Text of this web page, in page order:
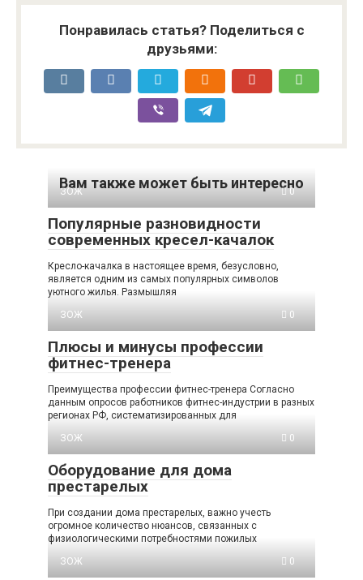
Понравилась статья? Поделиться с
друзьями:
Вам также может быть интересно
ЗОЖ 0
Популярные разновидности
современных кресел-качалок
Кресло-качалка в настоящее время, безусловно,
является одним из самых популярных символов
уютного жилья. Размышляя
ЗОЖ
0
Плюсы и минусы профессии
фитнес-тренера
Преимущества профессии фитнес-тренера Согласно
данным опросов работников фитнес-индустрии в разных
регионах РФ, систематизированных для
ЗОЖ
0
Оборудование для дома
престарелых
При создании дома престарелых, важно учесть
огромное количество нюансов, связанных с
физиологическими потребностями пожилых
ЗОЖ
0